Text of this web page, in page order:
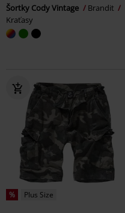
Šortky Cody Vintage
Brandit
Kraťasy
% Plus Size